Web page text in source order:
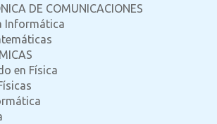
DE COMUNICACIONES
Informática
en Física